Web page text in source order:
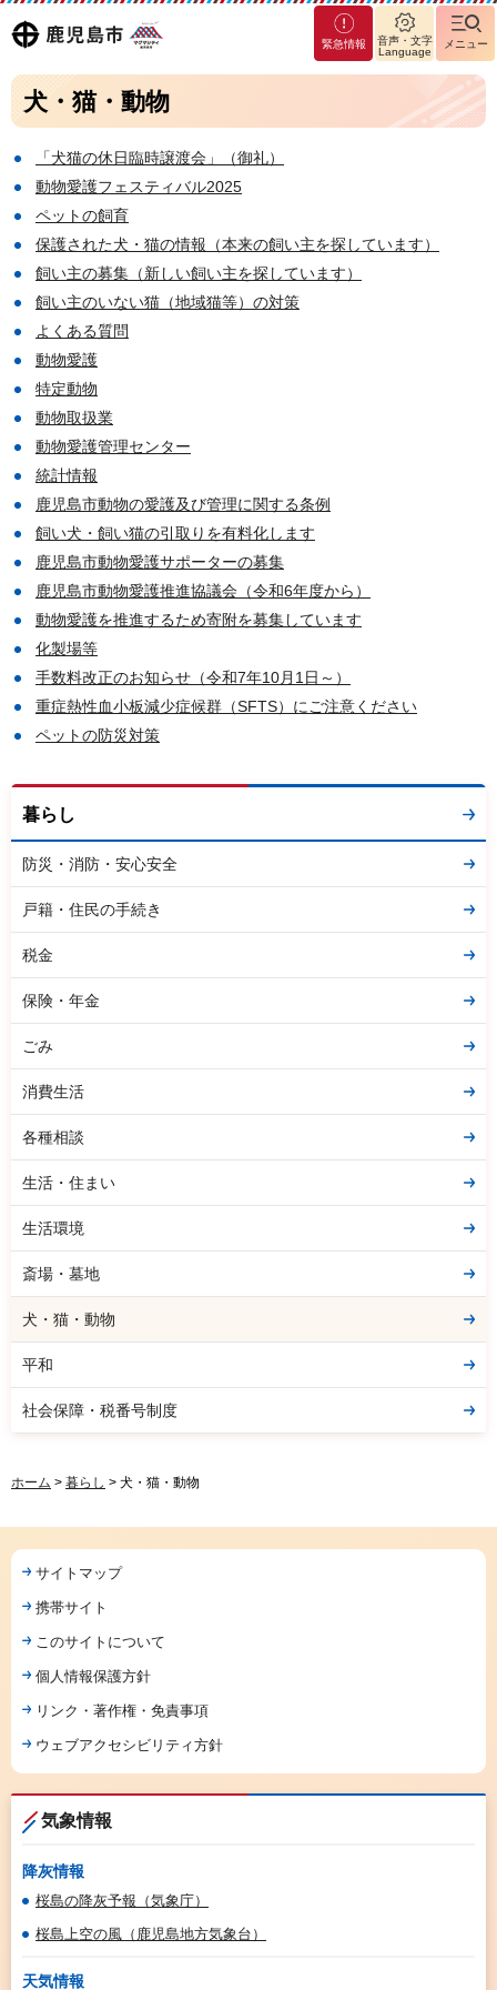
鹿児島
市
マグ
マシ
ティ
鹿児
島市
緊急情報
音声・文字
Language
メニュー
犬・猫・動物
「犬猫の休日臨時譲渡会」（御礼）
動物愛護フェスティバル2025
ペットの飼育
保護された犬・猫の情報（本来の飼い主を探しています）
飼い主の募集（新しい飼い主を探しています）
飼い主のいない猫（地域猫等）の対策
よくある質問
動物愛護
特定動物
動物取扱業
動物愛護管理センター
統計情報
鹿児島市動物の愛護及び管理に関する条例
飼い犬・飼い猫の引取りを有料化します
鹿児島市動物愛護サポーターの募集
鹿児島市動物愛護推進協議会（令和6年度から）
動物愛護を推進するため寄附を募集しています
化製場等
手数料改正のお知らせ（令和7年10月1日～）
重症熱性血小板減少症候群（SFTS）にご注意ください
ペットの防災対策
暮らし
防災・消防・安心安全
戸籍・住民の手続き
税金
保険・年金
ごみ
消費生活
各種相談
生活・住まい
生活環境
斎場・墓地
犬・猫・動物
平和
社会保障・税番号制度
ホーム > 暮らし > 犬・猫・動物
サイトマップ
携帯サイト
このサイトについて
個人情報保護方針
リンク・著作権・免責事項
ウェブアクセシビリティ方針
気象情報
降灰情報
桜島の降灰予報（気象庁）
桜島上空の風（鹿児島地方気象台）
天気情報